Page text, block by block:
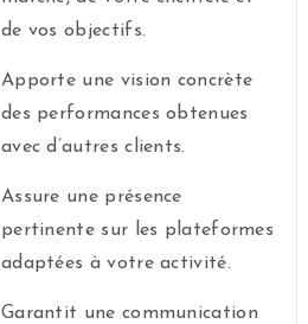
de vos objectifs.
Apporte une vision concrète
des performances obtenues
avec d’autres clients.
Assure une présence
pertinente sur les plateformes
adaptées à votre activité.
Garantit une communication